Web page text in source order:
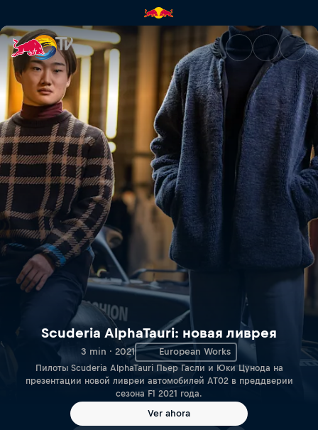
Scuderia AlphaTauri: новая ливрея
3 min · 2021 European Works
Пилоты Scuderia AlphaTauri Пьер Гасли и Юки Цунода на
презентации новой ливреи автомобилей AT02 в преддверии
сезона F1 2021 года.
Ver ahora